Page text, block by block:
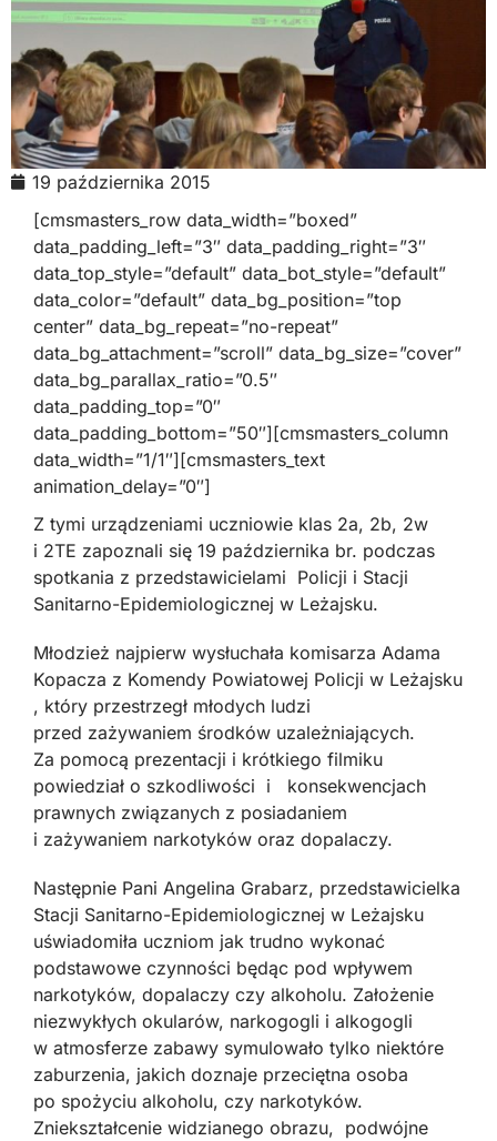
19 października 2015
[cmsmasters_row data_width=”boxed”
data_padding_left=”3″ data_padding_right=”3″
data_top_style=”default” data_bot_style=”default”
data_color=”default” data_bg_position=”top
center” data_bg_repeat=”no-repeat”
data_bg_attachment=”scroll” data_bg_size=”cover”
data_bg_parallax_ratio=”0.5″
data_padding_top=”0″
data_padding_bottom=”50″][cmsmasters_column
data_width=”1/1″][cmsmasters_text
animation_delay=”0″]
Z tymi urządzeniami uczniowie klas 2a, 2b, 2w
i 2TE zapoznali się 19 października br. podczas
spotkania z przedstawicielami Policji i Stacji
Sanitarno-Epidemiologicznej w Leżajsku.
Młodzież najpierw wysłuchała komisarza Adama
Kopacza z Komendy Powiatowej Policji w Leżajsku
, który przestrzegł młodych ludzi
przed zażywaniem środków uzależniających.
Za pomocą prezentacji i krótkiego filmiku
powiedział o szkodliwości i konsekwencjach
prawnych związanych z posiadaniem
i zażywaniem narkotyków oraz dopalaczy.
Następnie Pani Angelina Grabarz, przedstawicielka
Stacji Sanitarno-Epidemiologicznej w Leżajsku
uświadomiła uczniom jak trudno wykonać
podstawowe czynności będąc pod wpływem
narkotyków, dopalaczy czy alkoholu. Założenie
niezwykłych okularów, narkogogli i alkogogli
w atmosferze zabawy symulowało tylko niektóre
zaburzenia, jakich doznaje przeciętna osoba
po spożyciu alkoholu, czy narkotyków.
Zniekształcenie widzianego obrazu, podwójne